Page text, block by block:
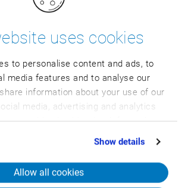
uses cookies
to personalise content and ads, to
media features and to analyse our
information about your use of our
media, advertising and analytics
combine it with other information
to them or that they’ve collected
Show details
Allow all cookies
investiţională ridicată
mici şi implementare rapidă a